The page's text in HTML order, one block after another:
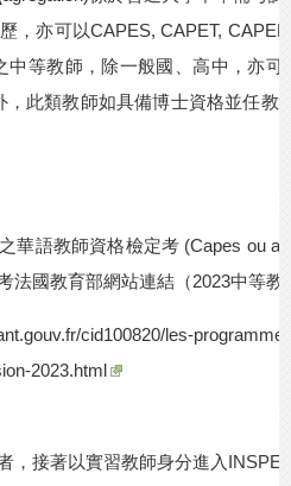
，亦可以CAPES, CAPET,
中等教師，除一般國、高中，亦可
，此類教師如具備博士資格並任教
華語教師資格檢定考 (Capes ou
法國教育部網站連結（2023中等教
cid100820/les-
2023.html
，接著以實習教師身分進入 INSPE